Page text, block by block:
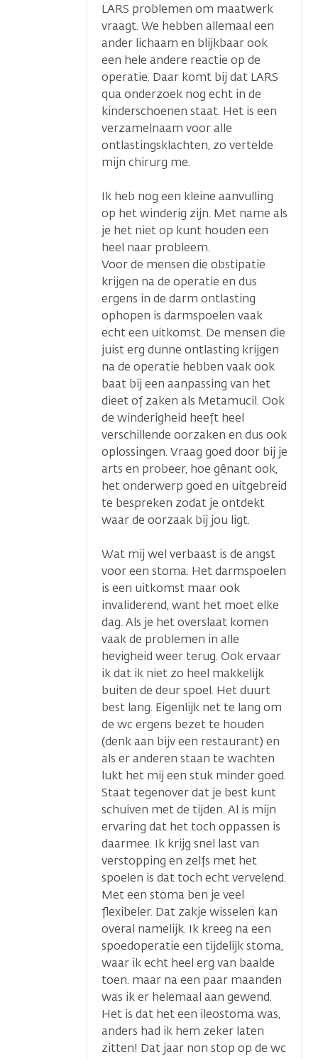
LARS problemen om maatwerk
vraagt. We hebben allemaal een
ander lichaam en blijkbaar ook
een hele andere reactie op de
operatie. Daar komt bij dat LARS
qua onderzoek nog echt in de
kinderschoenen staat. Het is een
verzamelnaam voor alle
ontlastingsklachten, zo vertelde
mijn chirurg me.
Ik heb nog een kleine aanvulling
op het winderig zijn. Met name als
je het niet op kunt houden een
heel naar probleem.
Voor de mensen die obstipatie
krijgen na de operatie en dus
ergens in de darm ontlasting
ophopen is darmspoelen vaak
echt een uitkomst. De mensen die
juist erg dunne ontlasting krijgen
na de operatie hebben vaak ook
baat bij een aanpassing van het
dieet of zaken als Metamucil. Ook
de winderigheid heeft heel
verschillende oorzaken en dus ook
oplossingen. Vraag goed door bij je
arts en probeer, hoe gênant ook,
het onderwerp goed en uitgebreid
te bespreken zodat je ontdekt
waar de oorzaak bij jou ligt.
Wat mij wel verbaast is de angst
voor een stoma. Het darmspoelen
is een uitkomst maar ook
invaliderend, want het moet elke
dag. Als je het overslaat komen
vaak de problemen in alle
hevigheid weer terug. Ook ervaar
ik dat ik niet zo heel makkelijk
buiten de deur spoel. Het duurt
best lang. Eigenlijk net te lang om
de wc ergens bezet te houden
(denk aan bijv een restaurant) en
als er anderen staan te wachten
lukt het mij een stuk minder goed.
Staat tegenover dat je best kunt
schuiven met de tijden. Al is mijn
ervaring dat het toch oppassen is
daarmee. Ik krijg snel last van
verstopping en zelfs met het
spoelen is dat toch echt vervelend.
Met een stoma ben je veel
flexibeler. Dat zakje wisselen kan
overal namelijk. Ik kreeg na een
spoedoperatie een tijdelijk stoma,
waar ik echt heel erg van baalde
toen. maar na een paar maanden
was ik er helemaal aan gewend.
Het is dat het een ileostoma was,
anders had ik hem zeker laten
zitten! Dat jaar non stop op de wc